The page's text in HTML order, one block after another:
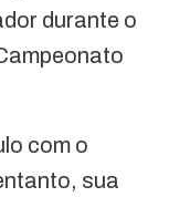
durante o
com o
sua